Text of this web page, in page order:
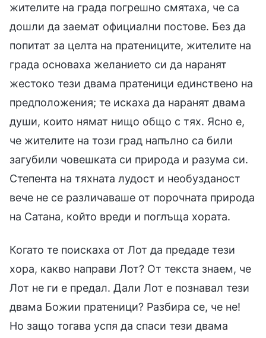
жителите на града погрешно смятаха, че са
дошли да заемат официални постове. Без да
попитат за целта на пратениците, жителите на
града основаха желанието си да наранят
жестоко тези двама пратеници единствено на
предположения; те искаха да наранят двама
души, които нямат нищо общо с тях. Ясно е,
че жителите на този град напълно са били
загубили човешката си природа и разума си.
Степента на тяхната лудост и необузданост
вече не се различаваше от порочната природа
на Сатана, който вреди и поглъща хората.
Когато те поискаха от Лот да предаде тези
хора, какво направи Лот? От текста знаем, че
Лот не ги е предал. Дали Лот е познавал тези
двама Божии пратеници? Разбира се, че не!
Но защо тогава успя да спаси тези двама